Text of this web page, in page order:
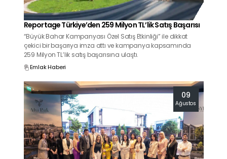
Reportage Türkiye’den 259 Milyon TL’lik Satış Başarısı
“Büyük Bahar Kampanyası Özel Satış Etkinliği” ile dikkat
çekici bir başarıya imza attı ve kampanya kapsamında
259 Milyon TL’lik satış başarısına ulaştı.
Emlak Haberi
09
Ağustos